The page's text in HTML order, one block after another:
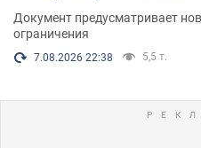
Документ предусматривает
ограничения
7.08.2026 22:38 5,5 т.